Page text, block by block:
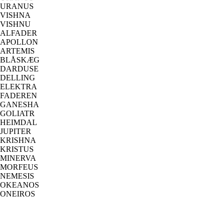
URANUS
VISHNA
VISHNU
ALFADER
APOLLON
ARTEMIS
BLÅSKÆG
DARDUSE
DELLING
ELEKTRA
FADEREN
GANESHA
GOLIATR
HEIMDAL
JUPITER
KRISHNA
KRISTUS
MINERVA
MORFEUS
NEMESIS
OKEANOS
ONEIROS